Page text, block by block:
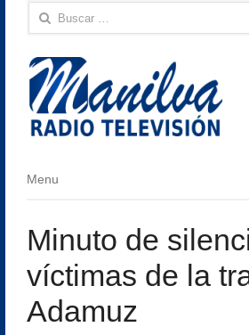
Buscar:
Menu
Menu
Minuto de
víctimas de la
Adamuz